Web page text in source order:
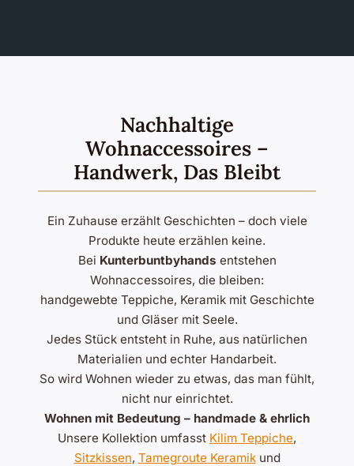
Nachhaltige
Wohnaccessoires –
Handwerk, Das Bleibt
Ein Zuhause erzählt Geschichten – doch viele
Produkte heute erzählen keine.
Bei Kunterbuntbyhands entstehen
Wohnaccessoires, die bleiben:
handgewebte Teppiche, Keramik mit Geschichte
und Gläser mit Seele.
Jedes Stück entsteht in Ruhe, aus natürlichen
Materialien und echter Handarbeit.
So wird Wohnen wieder zu etwas, das man fühlt,
nicht nur einrichtet.
Wohnen mit Bedeutung – handmade & ehrlich
Unsere Kollektion umfasst Kilim Teppiche,
Sitzkissen, Tamegroute Keramikund